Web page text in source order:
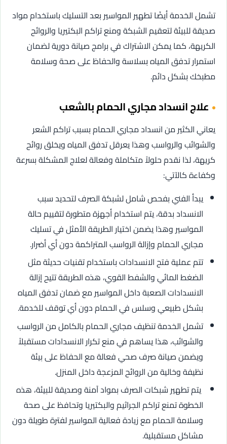
تشمل الخدمة أيضًا تطهير المواسير بعد التسليك باستخدام مواد
صديقة للبيئة لتعقيم الشبكة ومنع تراكم البكتيريا والروائح
الكريهة، كما يمكن الاشتراك في برامج صيانة دورية لضمان
استمرار تدفق المياه بسلاسة والحفاظ على صحة وسلامة
مطبخك بشكل دائم.
علاج انسداد مجاري الحمام بالشعب
يعاني الكثير من انسداد مجاري الحمام بسبب تراكم الشعر
والشوائب والرواسب وهذا يعرقل تدفق المياه ويخلق روائح
كريهة، لذا نقدم حلولاً متكاملة وفعالة لعلاج المشكلة بسرعة
وكفاءة كالآتي:
يبدأ الفني بفحص شامل لشبكة الصرف لتحديد سبب
الانسداد بدقة، يتم استخدام أجهزة متطورة لتقييم حالة
المواسير وهذا يضمن اختيار الطريقة الأمثل في تسليك
مجاري الحمام وإزالة الرواسب المتراكمة دون أي أضرار.
تتم عملية فتح الانسدادات باستخدام تقنيات حديثة مثل
الضغط المائي والشفط القوي، هذه الطريقة تتيح إزالة
الانسدادات الصعبة داخل المواسير مع ضمان تدفق المياه
بشكل طبيعي وسلس في الحمام دون أي توقف للخدمة.
تشمل الخدمة تنظيف مجاري الحمام بالكامل من الرواسب
والشوائب، هذا يساهم في منع تكرار الانسدادات مستقبلاً
ويضمن صيانة صرف صحي فعالة مع الحفاظ على بيئة
نظيفة وخالية من الروائح المزعجة داخل المنزل.
يتم تطهير شبكات الصرف بمواد آمنة وصديقة للبيئة، هذه
الخطوة تمنع تراكم الجراثيم والبكتيريا وتحافظ على صحة
وسلامة الحمام مع زيادة فعالية المواسير لفترة طويلة دون
مشاكل مستقبلية.